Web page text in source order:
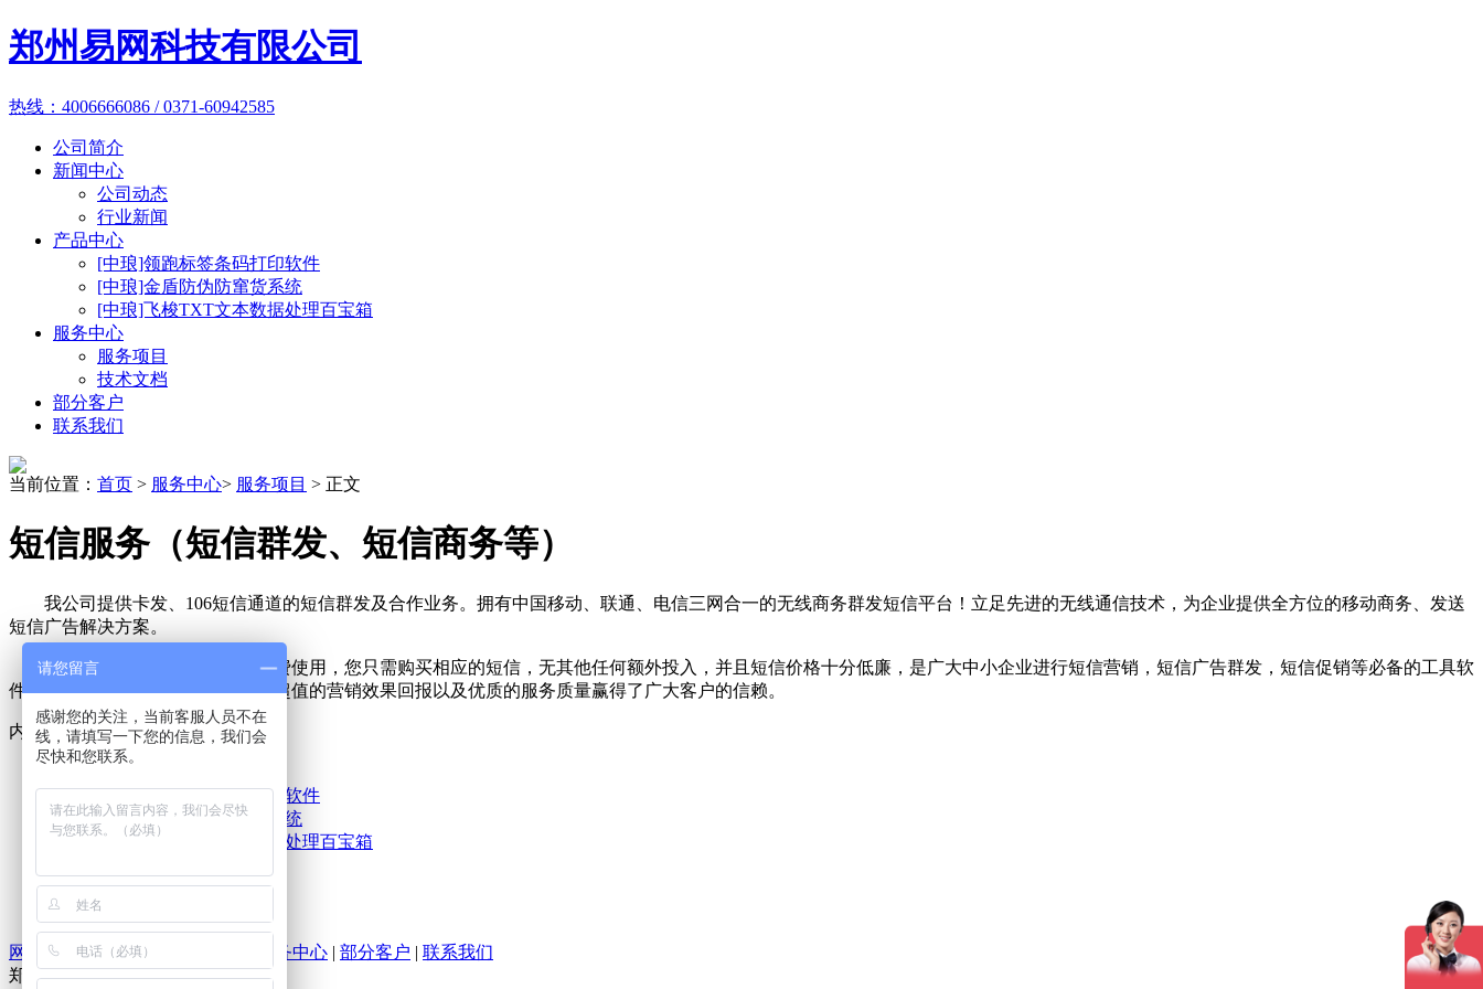
郑州易网科技有限公司
热线：4006666086 / 0371-60942585
公司简介
新闻中心
公司动态
行业新闻
产品中心
[中琅]领跑标签条码打印软件
[中琅]金盾防伪防窜货系统
[中琅]飞梭TXT文本数据处理百宝箱
服务中心
服务项目
技术文档
部分客户
联系我们
当前位置： 首页 > 服务中心> 服务项目 > 正文
短信服务（短信群发、短信商务等）
我公司提供卡发、106短信通道的短信群发及合作业务。拥有中国移动、联通、电信三网合一的无线商务群发短信平台！立足先进的无线通信技术，为企业提供全方位的移动商务、发送
短信广告解决方案。
短信平台功能强大，供客户免费使用，您只需购买相应的短信，无其他任何额外投入，并且短信价格十分低廉，是广大中小企业进行短信营销，短信广告群发，短信促销等必备的工具软
件。自上市以来，以低廉的价格、超值的营销效果回报以及优质的服务质量赢得了广大客户的信赖。
内容Content
[中琅]领跑标签条码打印软件
[中琅]金盾防伪防窜货系统
[中琅]飞梭TXT文本数据处理百宝箱
服务项目
技术文档
网站首页|公司简介 服务中心 | 部分客户 | 联系我们
郑州易网科技有限公司 版权所有
请您留言
感谢您的关注，当前客服人员不在
线，请填写一下您的信息，我们会
尽快和您联系。